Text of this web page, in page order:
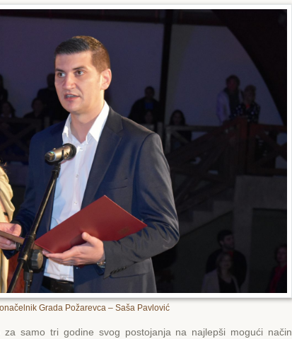
Grada Požarevca – Saša Pavlović
za samo tri godine svog postojanja na najlepši mogući način